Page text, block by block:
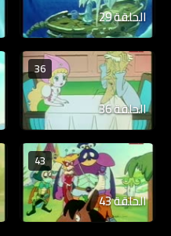
الحلقة 29
36
الحلقة 36
43
الحلقة 43